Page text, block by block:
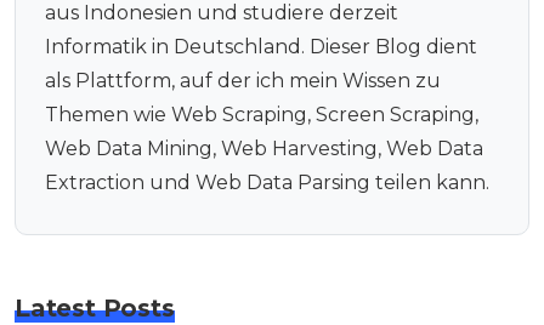
aus Indonesien und studiere derzeit
Informatik in Deutschland. Dieser Blog dient
als Plattform, auf der ich mein Wissen zu
Themen wie Web Scraping, Screen Scraping,
Web Data Mining, Web Harvesting, Web Data
Extraction und Web Data Parsing teilen kann.
Latest Posts